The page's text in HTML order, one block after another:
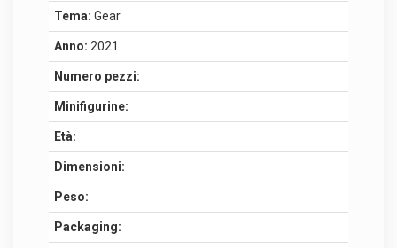
Tema: Gear
Anno: 2021
Numero pezzi:
Minifigurine:
Età:
Dimensioni:
Peso:
Packaging: